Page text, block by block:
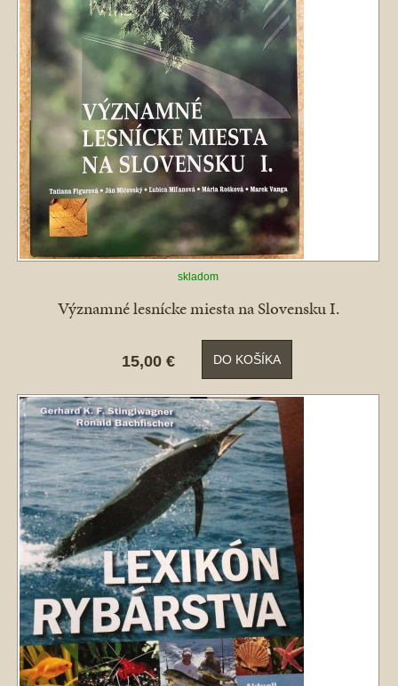
skladom
Významné lesnícke miesta na Slovensku I.
15,00 € DO KOŠÍKA